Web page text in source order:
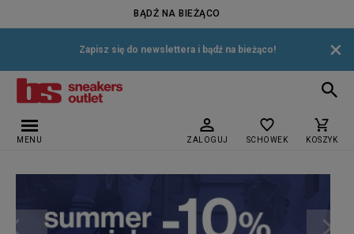
BĄDŹ NA BIEŻĄCO
Zapisz się do newslettera i bądź na bieżąco! ×
MENU ZALOGUJ SCHOWEK KOSZYK